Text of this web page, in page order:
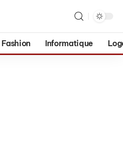
Fashion Informatique